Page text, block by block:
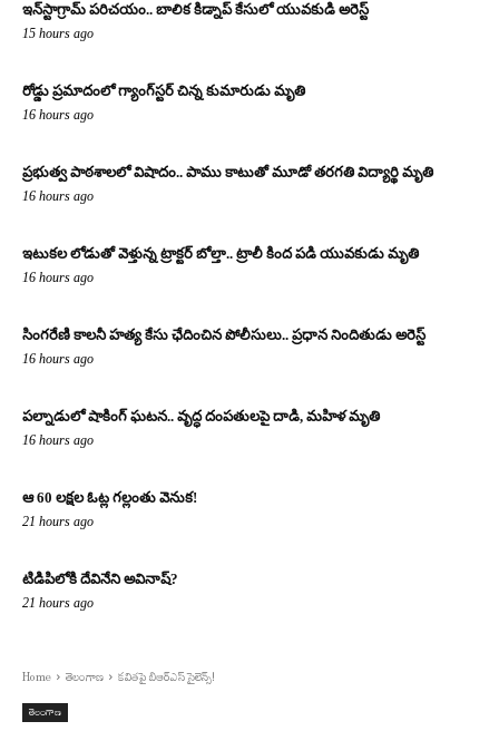
ఇన్‌స్టాగ్రామ్ పరిచయం.. బాలిక కిడ్నాప్ కేసులో యువకుడి అరెస్ట్
15 hours ago
రోడ్డు ప్రమాదంలో గ్యాంగ్‌స్టర్ చిన్న కుమారుడు మృతి
16 hours ago
ప్రభుత్వ పాఠశాలలో విషాదం.. పాము కాటుతో మూడో తరగతి విద్యార్థి మృతి
16 hours ago
ఇటుకల లోడుతో వెళ్తున్న ట్రాక్టర్ బోల్తా.. ట్రాలీ కింద పడి యువకుడు మృతి
16 hours ago
సింగరేణి కాలనీ హత్య కేసు ఛేదించిన పోలీసులు.. ప్రధాన నిందితుడు అరెస్ట్
16 hours ago
పల్నాడులో షాకింగ్ ఘటన.. వృద్ధ దంపతులపై దాడి, మహిళ మృతి
16 hours ago
ఆ 60 లక్షల ఓట్ల గల్లంతు వెనుక!
21 hours ago
టిడిపిలోకి దేవినేని అవినాష్?
21 hours ago